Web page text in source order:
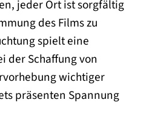
jeder Ort ist sorgfältig
des Films zu
spielt eine
der Schaffung von
wichtiger
präsenten Spannung